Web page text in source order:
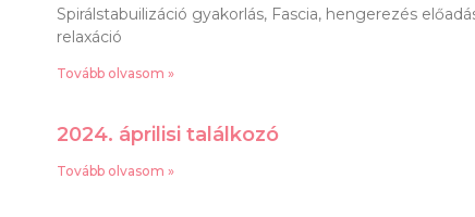
Spirálstabuilizáció gyakorlás, Fascia, hengerezés
relaxáció
Tovább olvasom »
2024. áprilisi találkozó
Tovább olvasom »